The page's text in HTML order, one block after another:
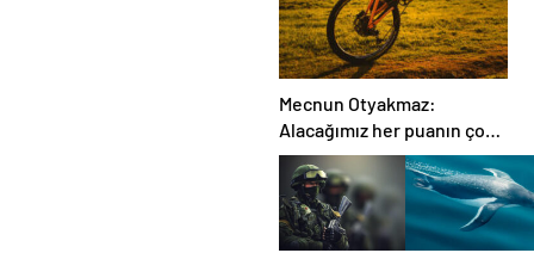
Mecnun Otyakmaz:
Alacağımız her puanın çok
önemi var